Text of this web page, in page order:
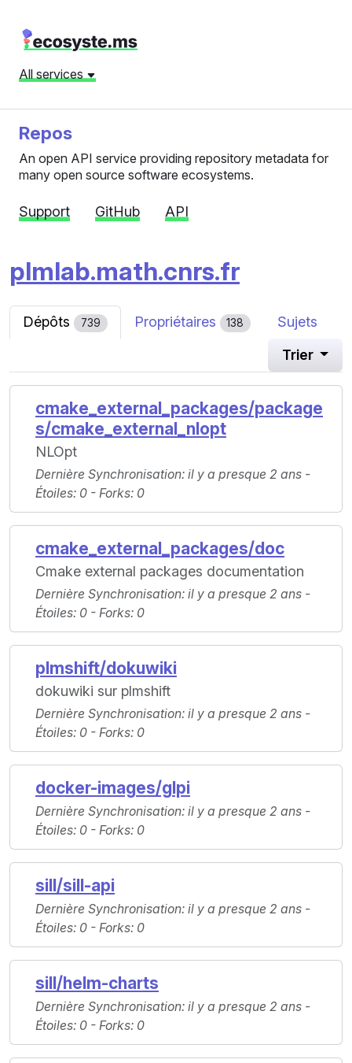
All services
Repos
An open API service providing repository metadata for
many open source software ecosystems.
Support GitHub API
plmlab.math.cnrs.fr
Dépôts 739 Propriétaires 138 Sujets
Trier
cmake_external_packages/package
s/cmake_external_nlopt
NLOpt
Dernière Synchronisation: il y a presque 2 ans -
Étoiles: 0 - Forks: 0
cmake_external_packages/doc
Cmake external packages documentation
Dernière Synchronisation: il y a presque 2 ans -
Étoiles: 0 - Forks: 0
plmshift/dokuwiki
dokuwiki sur plmshift
Dernière Synchronisation: il y a presque 2 ans -
Étoiles: 0 - Forks: 0
docker-images/glpi
Dernière Synchronisation: il y a presque 2 ans -
Étoiles: 0 - Forks: 0
sill/sill-api
Dernière Synchronisation: il y a presque 2 ans -
Étoiles: 0 - Forks: 0
sill/helm-charts
Dernière Synchronisation: il y a presque 2 ans -
Étoiles: 0 - Forks: 0